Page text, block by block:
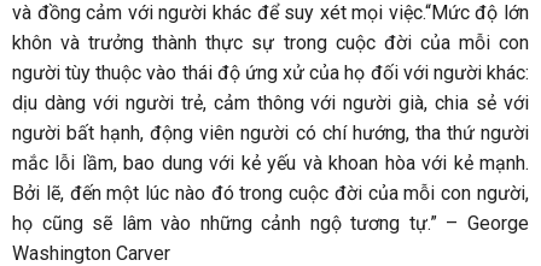
và đồng cảm với người khác để suy xét mọi việc.“Mức độ lớn
khôn và trưởng thành thực sự trong cuộc đời của mỗi con
người tùy thuộc vào thái độ ứng xử của họ đối với người khác:
dịu dàng với người trẻ, cảm thông với người già, chia sẻ với
người bất hạnh, động viên người có chí hướng, tha thứ người
mắc lỗi lầm, bao dung với kẻ yếu và khoan hòa với kẻ mạnh.
Bởi lẽ, đến một lúc nào đó trong cuộc đời của mỗi con người,
họ cũng sẽ lâm vào những cảnh ngộ tương tự.” – George
Washington Carver